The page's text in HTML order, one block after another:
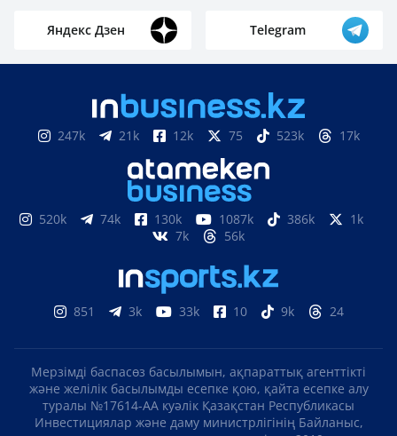
Яндекс Дзен Telegram
247k 21k 12k 75 523k 17k
520k 74k 130k 1087k 386k
1k
7k
56k
851 3k 33k 10 9k 24
Мерзімді баспасөз басылымын, ақпараттық агенттікті
және желілік басылымды есепке қою, қайта есепке алу
туралы №17614-АА куәлік Қазақстан Республикасы
Инвестициялар және даму министрлігінің Байланыс,